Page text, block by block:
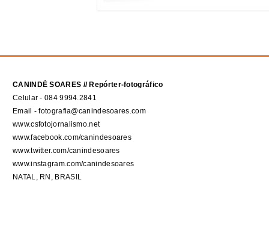
CANINDÉ SOARES // Repórter-fotográfico
Celular - 084 9994.2841
Email - fotografia@canindesoares.com
www.csfotojornalismo.net
www.facebook.com/canindesoares
www.twitter.com/canindesoares
www.instagram.com/canindesoares
NATAL, RN, BRASIL